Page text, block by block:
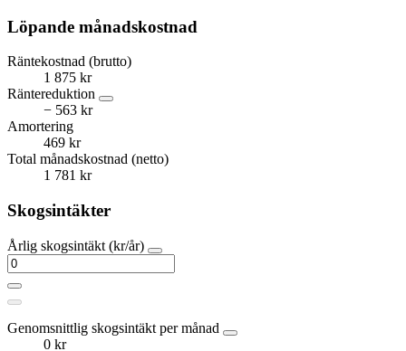
Löpande månadskostnad
Räntekostnad (brutto)
1 875 kr
Räntereduktion
− 563 kr
Amortering
469 kr
Total månadskostnad (netto)
1 781 kr
Skogsintäkter
Årlig skogsintäkt (kr/år)
Genomsnittlig skogsintäkt per månad
0 kr